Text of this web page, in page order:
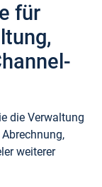
für
die Verwaltung
weiterer